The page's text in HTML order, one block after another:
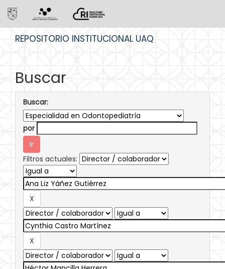
REPOSITORIO INSTITUCIONAL UAQ
Buscar
Buscar:
por
Filtros actuales: